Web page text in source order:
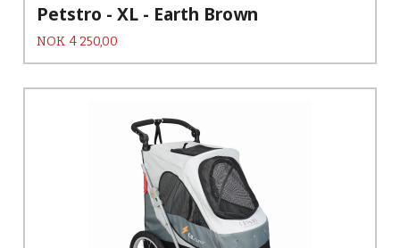
Petstro - XL - Earth Brown
Pris
NOK 4 250,00